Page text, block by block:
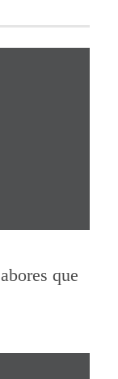
que